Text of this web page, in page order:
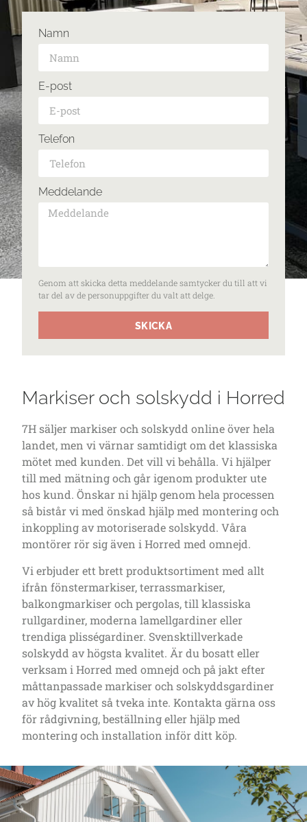
Namn
E-post
Telefon
Meddelande
Genom att skicka detta meddelande samtycker du till att vi
tar del av de personuppgifter du valt att delge.
SKICKA
Markiser och solskydd i Horred
7H säljer markiser och solskydd online över hela
landet, men vi värnar samtidigt om det klassiska
mötet med kunden. Det vill vi behålla. Vi hjälper
till med mätning och går igenom produkter ute
hos kund. Önskar ni hjälp genom hela processen
så bistår vi med önskad hjälp med montering och
inkoppling av motoriserade solskydd. Våra
montörer rör sig även i Horred med omnejd.
Vi erbjuder ett brett produktsortiment med allt
ifrån fönstermarkiser, terrassmarkiser,
balkongmarkiser och pergolas, till klassiska
rullgardiner, moderna lamellgardiner eller
trendiga plisségardiner. Svensktillverkade
solskydd av högsta kvalitet. Är du bosatt eller
verksam i Horred med omnejd och på jakt efter
måttanpassade markiser och solskyddsgardiner
av hög kvalitet så tveka inte. Kontakta gärna oss
för rådgivning, beställning eller hjälp med
montering och installation inför ditt köp.